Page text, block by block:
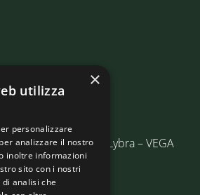
19/C Edificio Lybra – VEGA
×
utilizza
personalizzare
analizzare il nostro
inoltre informazioni
sito con i nostri
analisi che